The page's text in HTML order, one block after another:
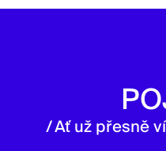
/ Ať už přesně